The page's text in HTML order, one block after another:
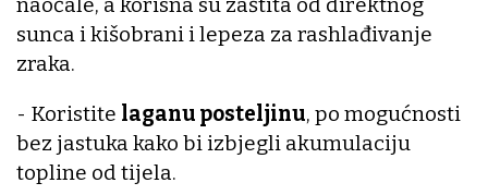
sunca i kišobrani i lepeza za rashlađivanje
zraka.
- Koristite laganu posteljinu, po mogućnosti
bez jastuka kako bi izbjegli akumulaciju
topline od tijela.